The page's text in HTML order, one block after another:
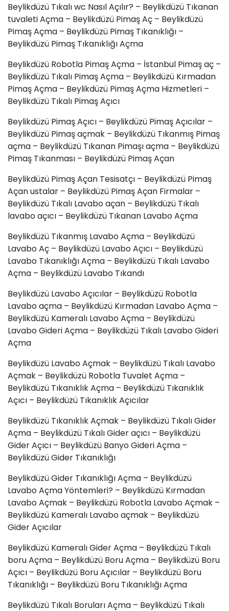
Beylikdüzü Tıkalı wc Nasıl Açılır? – Beylikdüzü Tıkanan
tuvaleti Açma – Beylikdüzü Pimaş Aç – Beylikdüzü
Pimaş Açma – Beylikdüzü Pimaş Tıkanıklığı –
Beylikdüzü Pimaş Tıkanıklığı Açma
Beylikdüzü Robotla Pimaş Açma – İstanbul Pimaş aç –
Beylikdüzü Tıkalı Pimaş Açma – Beylikdüzü Kırmadan
Pimaş Açma – Beylikdüzü Pimaş Açma Hizmetleri –
Beylikdüzü Tıkalı Pimaş Açıcı
Beylikdüzü Pimaş Açıcı – Beylikdüzü Pimaş Açıcılar –
Beylikdüzü Pimaş açmak – Beylikdüzü Tıkanmış Pimaş
açma – Beylikdüzü Tıkanan Pimaşı açma – Beylikdüzü
Pimaş Tıkanması – Beylikdüzü Pimaş Açan
Beylikdüzü Pimaş Açan Tesisatçı – Beylikdüzü Pimaş
Açan ustalar – Beylikdüzü Pimaş Açan Firmalar –
Beylikdüzü Tıkalı Lavabo açan – Beylikdüzü Tıkalı
lavabo açıcı – Beylikdüzü Tıkanan Lavabo Açma
Beylikdüzü Tıkanmış Lavabo Açma – Beylikdüzü
Lavabo Aç – Beylikdüzü Lavabo Açıcı – Beylikdüzü
Lavabo Tıkanıklığı Açma – Beylikdüzü Tıkalı Lavabo
Açma – Beylikdüzü Lavabo Tıkandı
Beylikdüzü Lavabo Açıcılar – Beylikdüzü Robotla
Lavabo açma – Beylikdüzü Kırmadan Lavabo Açma –
Beylikdüzü Kameralı Lavabo Açma – Beylikdüzü
Lavabo Gideri Açma – Beylikdüzü Tıkalı Lavabo Gideri
Açma
Beylikdüzü Lavabo Açmak – Beylikdüzü Tıkalı Lavabo
Açmak – Beylikdüzü Robotla Tuvalet Açma –
Beylikdüzü Tıkanıklık Açma – Beylikdüzü Tıkanıklık
Açıcı – Beylikdüzü Tıkanıklık Açıcılar
Beylikdüzü Tıkanıklık Açmak – Beylikdüzü Tıkalı Gider
Açma – Beylikdüzü Tıkalı Gider açıcı – Beylikdüzü
Gider Açıcı – Beylikdüzü Banyo Gideri Açma –
Beylikdüzü Gider Tıkanıklığı
Beylikdüzü Gider Tıkanıklığı Açma – Beylikdüzü
Lavabo Açma Yöntemleri? – Beylikdüzü Kırmadan
Lavabo Açmak – Beylikdüzü Robotla Lavabo Açmak –
Beylikdüzü Kameralı Lavabo açmak – Beylikdüzü
Gider Açıcılar
Beylikdüzü Kameralı Gider Açma – Beylikdüzü Tıkalı
boru Açma – Beylikdüzü Boru Açma – Beylikdüzü Boru
Açıcı – Beylikdüzü Boru Açıcılar – Beylikdüzü Boru
Tıkanıklığı – Beylikdüzü Boru Tıkanıklığı Açma
Beylikdüzü Tıkalı Boruları Açma – Beylikdüzü Tıkalı